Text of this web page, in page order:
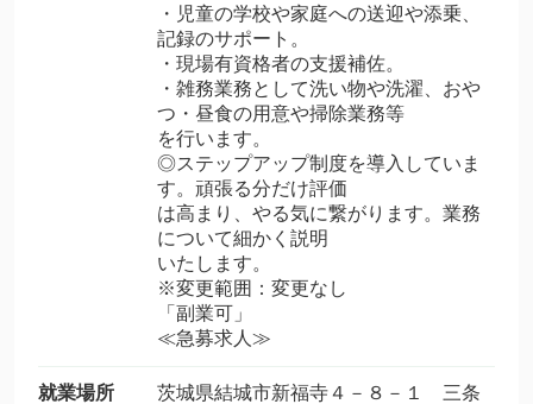
・児童の学校や家庭への送迎や添乗、
記録のサポート。
・現場有資格者の支援補佐。
・雑務業務として洗い物や洗濯、おや
つ・昼食の用意や掃除業務等
を行います。
◎ステップアップ制度を導入していま
す。頑張る分だけ評価
は高まり、やる気に繋がります。業務
について細かく説明
いたします。
※変更範囲：変更なし
「副業可」
≪急募求人≫
就業場所
茨城県結城市新福寺４－８－１ 三条